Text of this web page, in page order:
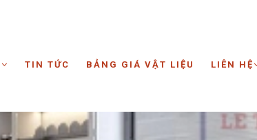
TIN TỨC BẢNG GIÁ VẬT LIỆU LIÊN HỆ